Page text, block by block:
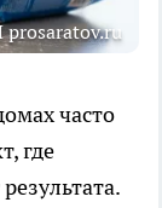
часто
где